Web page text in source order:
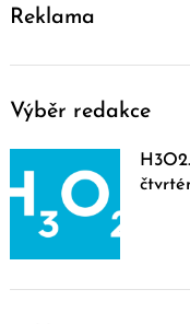
Reklama
Výběr redakce